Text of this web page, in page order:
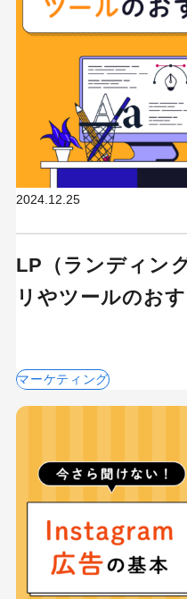
2024.12.25
LP（ランディン
リやツールのお
マーケティング